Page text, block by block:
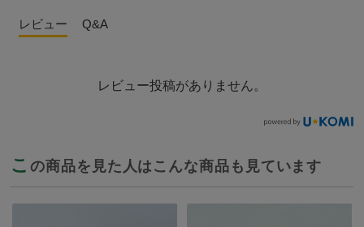
レビュー Q&A
レビュー投稿がありません。
こ の商品を見た人はこんな商品も見ています